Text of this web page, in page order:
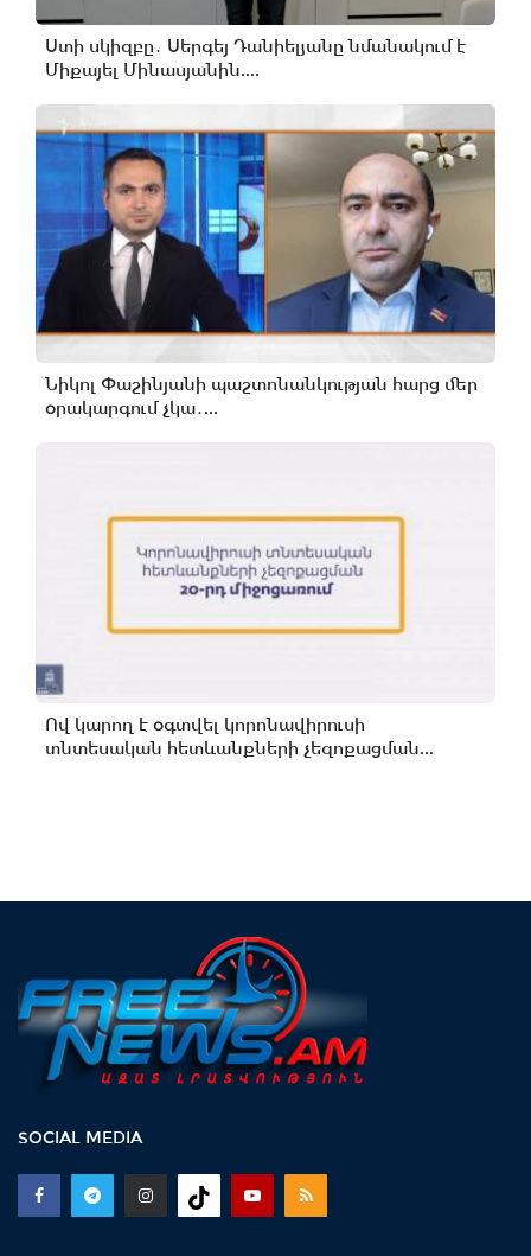
Ստի սկիզբը․ Սերգեյ Դանիելյանը նմանակում է
Միքայել Մինասյանին....
Նիկոլ Փաշինյանի պաշտոնանկության հարց մեր
օրակարգում չկա․...
Ով կարող է օգտվել կորոնավիրուսի
տնտեսական հետևանքների չեզոքացման...
SOCIAL MEDIA